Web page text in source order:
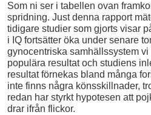
Som ni ser i tabellen ovan
spridning. Just denna rapport
tidigare studier som gjorts visar
i IQ fortsätter öka under senare
gynocentriska samhällssystem
populära resultat och studiens
resultat förnekas bland många
inte finns några könsskillnader,
redan har styrkt hypotesen att
drar ifrån flickor.